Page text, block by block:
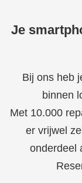
Je
Bij ons heb
binnen
Met 10.000
er vrijwel
onderdeel